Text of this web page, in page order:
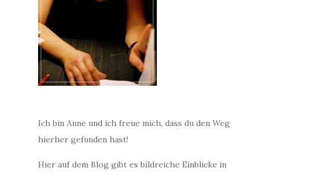
Ich bin Anne und ich freue mich, dass du den Weg
hierher gefunden hast!
Hier auf dem Blog gibt es bildreiche Einblicke in